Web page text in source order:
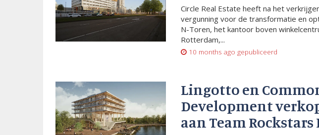
Circle Real Estate heeft na het
vergunning voor de transformatie en
N-Toren, het kantoor boven
Rotterdam,...
10 months ago gepubliceerd
Lingotto en
Development
aan Team Rockstars